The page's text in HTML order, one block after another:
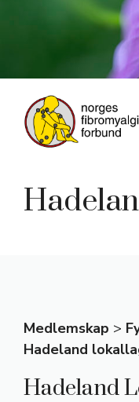
Medlemskap >
Hadeland
Hadeland